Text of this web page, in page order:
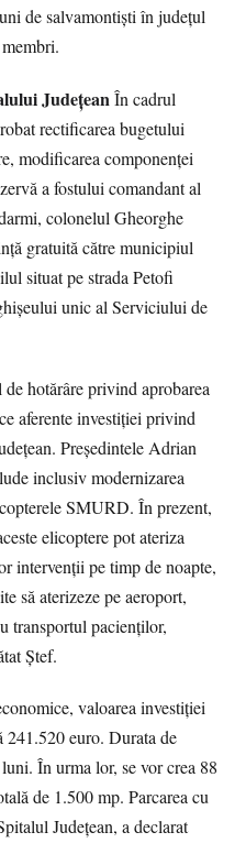
de salvamontişti în judeţul
JudeţeanÎn cadrul
rectificarea bugetului
modificarea componenţei
a fostului comandant al
colonelul Gheorghe
gratuită către municipiul
situat pe strada Petofi
unic al Serviciului de
hotărâre privind aprobarea
aferente investiţiei privind
Preşedintele Adrian
inclusiv modernizarea
SMURD. În prezent,
elicoptere pot ateriza
intervenţii pe timp de noapte,
să aterizeze pe aeroport,
transportul pacienţilor,
Ştef.
valoarea investiţiei
241.520 euro. Durata de
În urma lor, se vor crea 88
de 1.500 mp. Parcarea cu
Judeţean, a declarat